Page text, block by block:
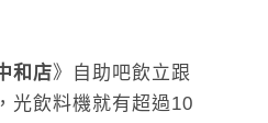
和店》自助吧飲立跟
光飲料機就有超過10